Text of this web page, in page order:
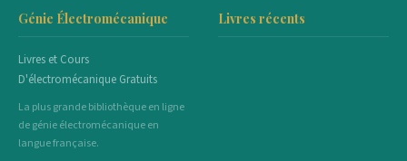
Génie Électromécanique
Livres et Cours
D'électromécanique Gratuits
La plus grande bibliothèque en ligne
de génie électromécanique en
langue française.
Livres récents